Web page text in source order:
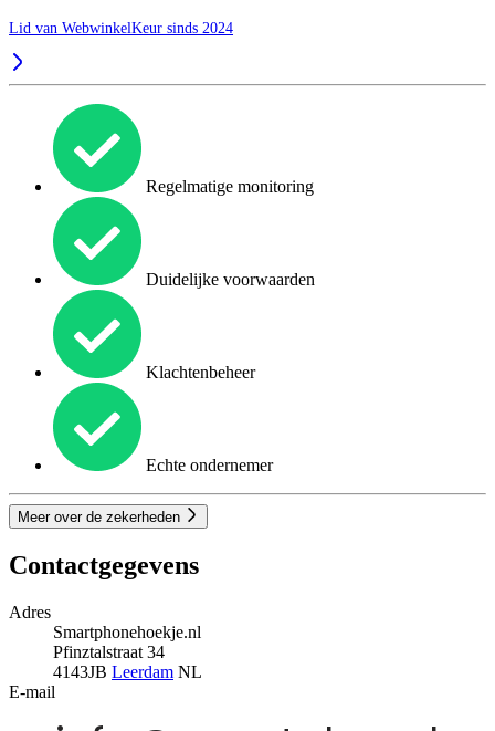
Lid van WebwinkelKeur sinds 2024
Regelmatige monitoring
Duidelijke voorwaarden
Klachtenbeheer
Echte ondernemer
Meer over de zekerheden
Contactgegevens
Adres
Smartphonehoekje.nl
Pfinztalstraat 34
4143JB Leerdam NL
E-mail